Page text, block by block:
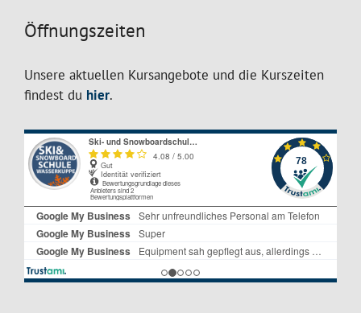
Öffnungszeiten
Unsere aktuellen Kursangebote und die Kurszeiten
findest du hier.